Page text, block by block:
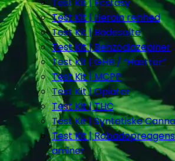
Test Kit | Ecstasy
Test Kit | Heroin renhed
Test Kit | Badesalte
Test Kit | Benzodiazepiner
Test Kit | GHB / “Hætter”
Test Kit | MCPP
Test Kit | Opiater
Test Kit | THC
Test Kit | Syntetiske
Test Kit |
aminer